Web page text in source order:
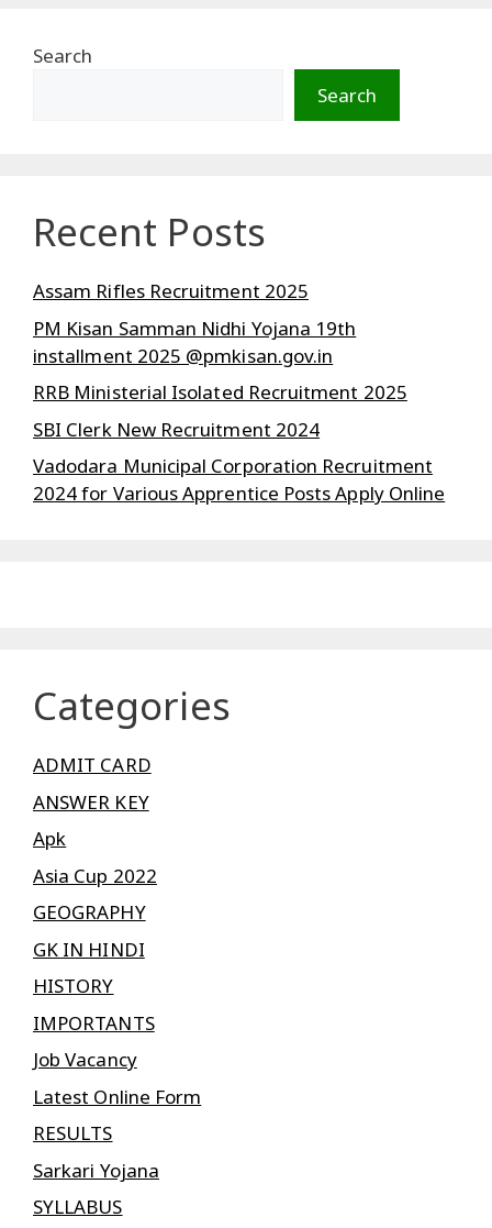
Search
Search
Recent Posts
Assam Rifles Recruitment 2025
PM Kisan Samman Nidhi Yojana 19th
installment 2025 @pmkisan.gov.in
RRB Ministerial Isolated Recruitment 2025
SBI Clerk New Recruitment 2024
Vadodara Municipal Corporation Recruitment
2024 for Various Apprentice Posts Apply Online
Categories
ADMIT CARD
ANSWER KEY
Apk
Asia Cup 2022
GEOGRAPHY
GK IN HINDI
HISTORY
IMPORTANTS
Job Vacancy
Latest Online Form
RESULTS
Sarkari Yojana
SYLLABUS